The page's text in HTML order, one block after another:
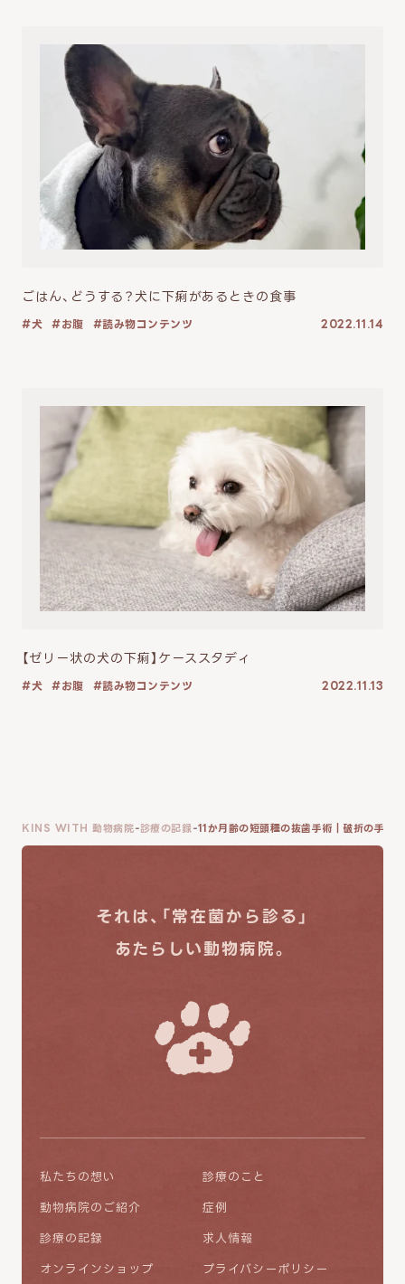
ごはん、どうする？犬に下痢があるときの食事
犬 お腹 読み物コンテンツ 2022.11.14
【ゼリー状の犬の下痢】ケーススタディ
犬 お腹 読み物コンテンツ 2022.11.13
KINS WITH 動物病院 診療の記録 11か月齢の短頭種の抜歯手術｜破折の手術
それは、「常在菌から診る」
あたらしい動物病院。
私たちの想い 診療のこと
動物病院のご紹介 症例
診療の記録 求人情報
オンラインショップ プライバシーポリシー